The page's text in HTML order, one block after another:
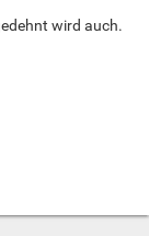
wird auch.